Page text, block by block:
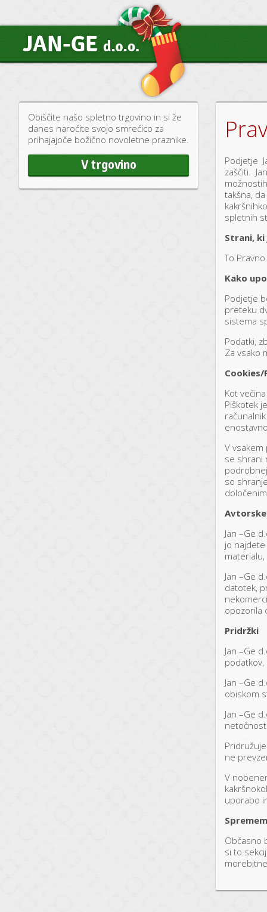
Obiščite našo spletno trgovino in si že
danes naročite svojo smrečico za
prihajajoče božično novoletne praznike.
V trgovino
Podjetje
zaščiti.
takšna,
spletnih
Strani,
To
Kako
Podjetje
preteku
sistema
Podatki,
Za vsako
Kot
Piškotek
V
se shrani
so
Jan –Ge
jo
Jan –Ge
datotek,
opozorila
Pridržki
Jan –Ge
Jan –Ge
obiskom
Jan –Ge
ne
V
uporabo
Občasno
si to